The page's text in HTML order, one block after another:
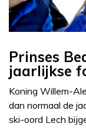
Prinses
jaarlijkse
Koning Willem-
dan normaal de
ski-oord Lech